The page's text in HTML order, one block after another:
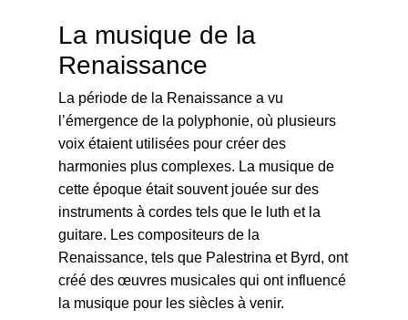
La musique de la
Renaissance
La période de la Renaissance a vu
l’émergence de la polyphonie, où plusieurs
voix étaient utilisées pour créer des
harmonies plus complexes. La musique de
cette époque était souvent jouée sur des
instruments à cordes tels que le luth et la
guitare. Les compositeurs de la
Renaissance, tels que Palestrina et Byrd, ont
créé des œuvres musicales qui ont influencé
la musique pour les siècles à venir.